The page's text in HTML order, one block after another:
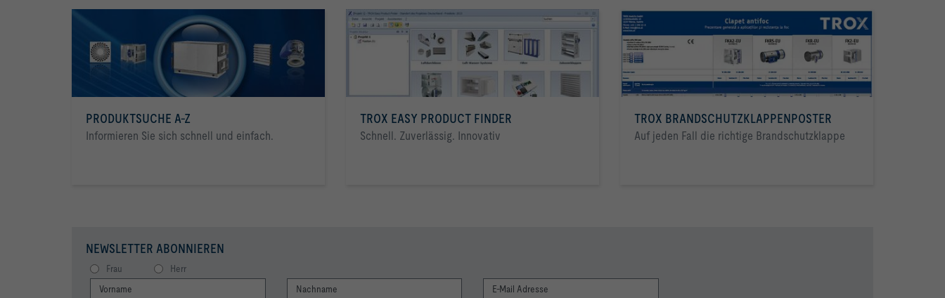
Systemdämpfung Strömungsgeräusch ΔL1:    Die Berechnung des Schalldruckpegels des Strömungsgeräusches erfolgte unter Berücksichtigung einer praxisgerechten
Systemdämpfung. Diese Systemdämpfung ist die Summe der Korrekturwerte für eine Umlenkung, für die Verteilung im Luftleitungssystem, die Mündungsreflexion und die
Systemdämpfung Abstrahlgeräusch ΔL2:     Die Berechnung des Schalldruckpegels des Abstrahlgeräusches erfolgte unter Berücksichtigung einer praxisgerechten
Systemdämpfung. Diese Systemdämpfung ist die Summe der Korrekturwerte für die Deckendämmung und die Raumdämpfung.
PRODUKTSUCHE A-Z
Informieren Sie sich schnell und einfach.
TROX EASY PRODUCT FINDER
Schnell. Zuverlässig. Innovativ
TROX BRANDSCHUTZKLAPPENPOSTER
Auf jeden Fall die richtige Brandschutzklappe
NEWSLETTER ABONNIEREN
Frau Herr